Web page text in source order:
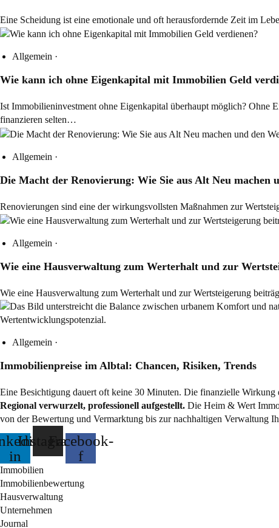
Eine Scheidung ist eine emotionale und oft herausfordernde Zeit im
Allgemein ·
Wie kann ich ohne Eigenkapital mit Immobilien Geld
Ist Immobilieninvestment ohne Eigenkapital überhaupt möglich? Ohne
finanzieren selten…
Allgemein ·
Die Macht der Renovierung: Wie Sie aus Alt Neu machen
Renovierungen sind eine der wirkungsvollsten Maßnahmen zur
Allgemein ·
Wie eine Hausverwaltung zum Werterhalt und zur
Wie eine Hausverwaltung zum Werterhalt und zur Wertsteigerung
Allgemein ·
Immobilienpreise im Albtal: Chancen, Risiken, Trends
Eine Besichtigung dauert oft keine 30 Minuten. Die finanzielle
Regional verwurzelt, professionell aufgestellt. Die Heim & Wert
von der Bewertung und Vermarktung bis zur nachhaltigen Verwaltung
in
InstagramFacebook-
f
Immobilien
Immobilienbewertung
Hausverwaltung
Unternehmen
Journal